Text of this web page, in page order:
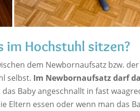
im Hochstuhl sitzen?
dem Newbornaufsatz bzw. der
selbst. Im Newbornaufsatz darf
das Baby angeschnallt in fast
Eltern essen oder wenn man das